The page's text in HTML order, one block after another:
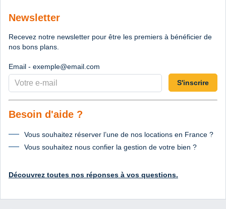
Newsletter
Recevez notre newsletter pour être les premiers à bénéficier de
nos bons plans.
Email - exemple@email.com
S'inscrire
Besoin d'aide ?
Vous souhaitez réserver l’une de nos locations en France ?
Vous souhaitez nous confier la gestion de votre bien ?
Découvrez toutes nos réponses à vos questions.